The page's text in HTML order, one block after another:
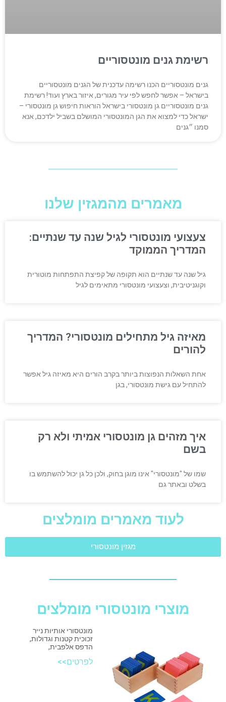
רשימת גנים מונטסוריים
גנים מונטסוריים הכנו רשימה עדכנית של הגנים מונטסוריים
בישראל – אפשר לחפש לפי עיר מגורים, איזור בארץ ועוד! רשימת
גנים מונטסוריים גן מונטסורי בישראל הוראות חיפוש גן מונטסורי –
ישראל כדי למצוא את הגן המונטסורי המושלם בשביל ילדכם, אנא
סמנו ״גנים
מאמרים מהמגזין שלנו
צעצועי מונטסורי לגיל שנה עד שנתיים:
המדריך הממוקד
גיל שנה עד שנתיים הוא תקופה של קפיצת התפתחות מוטורית
וקוגניטיבית, וצעצועי מונטסורי מתאימים לגיל
מאיזה גיל מתחילים מונטסורי? המדריך
להורים
אחת השאלות הנפוצות ביותר בקרב הורים היא מאיזה גיל אפשר
להתחיל עם גישת מונטסורי, בגן
איך מזהים גן מונטסורי אמיתי ולא רק
בשם
שמו של "מונטסורי" אינו מוגן בחוק, ולכן כל גן יכול להשתמש בו
בשלט ובאתר גם
לעוד מאמרים מומלצים
מגזין מונטסורי
מוצרי מונטסורי מומלצים
מונטסורי אותיות נייר
זכוכית קטנות וגדולות,
הדפס אלפבית,
לפרטים>>